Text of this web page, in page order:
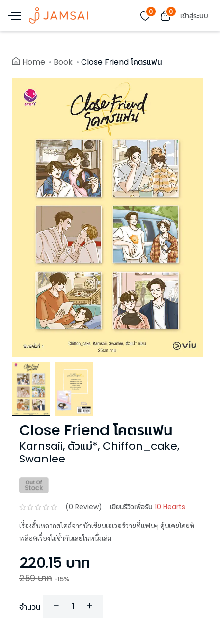
0 0 เข้าสู่ระบบ
Home Book Close Friend โคตรแฟน
Close Friend โคตรแฟน
Karnsaii, ตัวแม่*, Chiffon_cake,
Swanlee
(0 Review) เขียนรีวิวเพื่อรับ 10 Hearts
เรื่องสั้นหลากสไตล์จากนักเขียนเอเวอร์วายที่แฟนๆ คุ้นเคยโดยที่
พล็อตเรื่องไม่ซ้ำกันเลยในหนึ่งเล่ม
220.15 บาท
259บาท -15%
จำนวน